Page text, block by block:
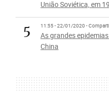
União Soviética, em
5 11:55 - 22/01/2020 -
As grandes
China